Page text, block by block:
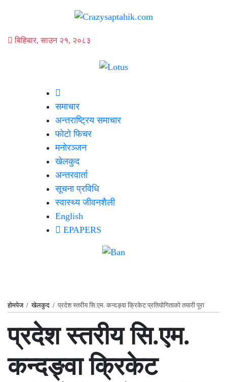
बिहिबार, साउन २१, २०८३
समाचार
अन्तराष्ट्रिय समाचार
फोटो फिचर
मनोरञ्जन
खेलकुद
अन्तरवार्ता
सूचना प्रविधि
स्वास्थ्य जीवनशैली
English
EPAPERS
होमपेज/खेलकुद / प्रदेश स्तरीय सि.एम. कन्दङ्वा क्रिकेट प्रतियोगिताको तयारी पूरा
प्रदेश स्तरीय सि.एम.
कन्दङ्वा क्रिकेट